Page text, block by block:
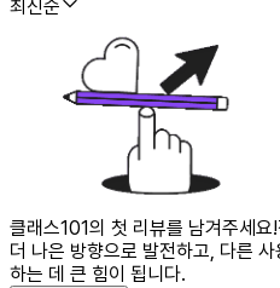
최신순
클래스101의 첫 리뷰를 남겨주세요!
더 나은 방향으로 발전하고, 다른
하는 데 큰 힘이 됩니다.